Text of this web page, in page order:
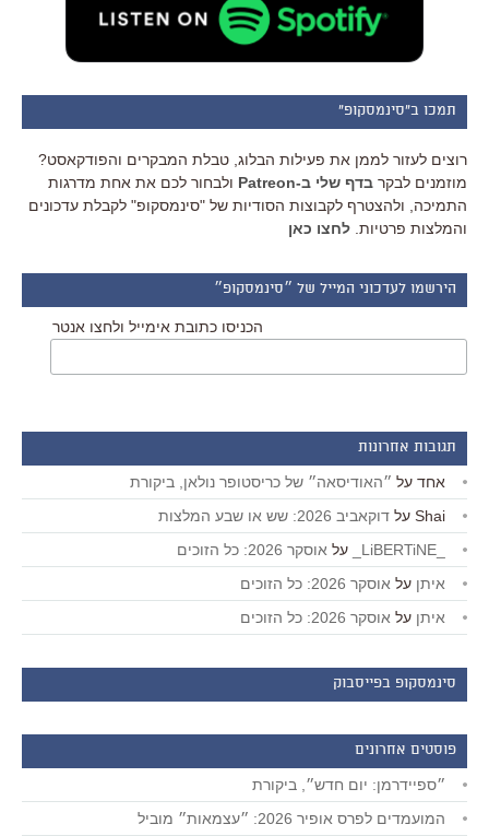
תמכו ב"סינמסקופ"
רוצים לעזור לממן את פעילות הבלוג, טבלת המבקרים והפודקאסט?
מוזמנים לבקר בדף שלי ב-Patreon
ולבחור לכם את אחת מדרגות
התמיכה, ולהצטרף לקבוצות הסודיות של "סינמסקופ" לקבלת עדכונים
והמלצות פרטיות. לחצו כאן
הירשמו לעדכוני המייל של ״סינמסקופ״
הכניסו כתובת אימייל ולחצו אנטר
תגובות אחרונות
אחד על ״האודיסאה״ של כריסטופר נולאן, ביקורת
Shai על דוקאביב 2026: שש או שבע המלצות
על אוסקר 2026: כל הזוכים
איתן על אוסקר 2026: כל הזוכים
איתן על אוסקר 2026: כל הזוכים
סינמסקופ בפייסבוק
פוסטים אחרונים
״ספיידרמן: יום חדש״, ביקורת
המועמדים לפרס אופיר 2026: ״עצמאות״ מוביל